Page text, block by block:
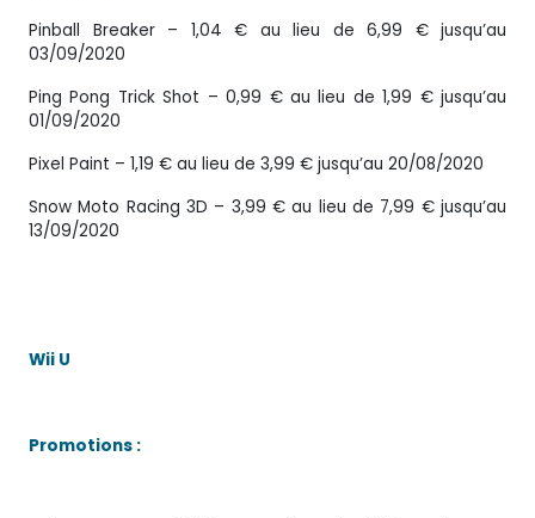
Pinball Breaker – 1,04 € au lieu de 6,99 € jusqu’au
03/09/2020
Ping Pong Trick Shot – 0,99 € au lieu de 1,99 € jusqu’au
01/09/2020
Pixel Paint – 1,19 € au lieu de 3,99 € jusqu’au 20/08/2020
Snow Moto Racing 3D – 3,99 € au lieu de 7,99 € jusqu’au
13/09/2020
Wii U
Promotions :